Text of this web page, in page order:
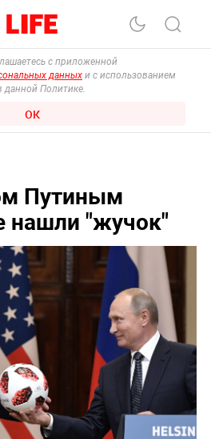
с приложенной
данных и с использованием
данной Политике.
ОК
Путиным
нашли "жучок"